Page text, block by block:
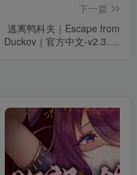
下一篇
逃离鸭科夫｜Escape from
Duckov｜官方中文-v2.3.30